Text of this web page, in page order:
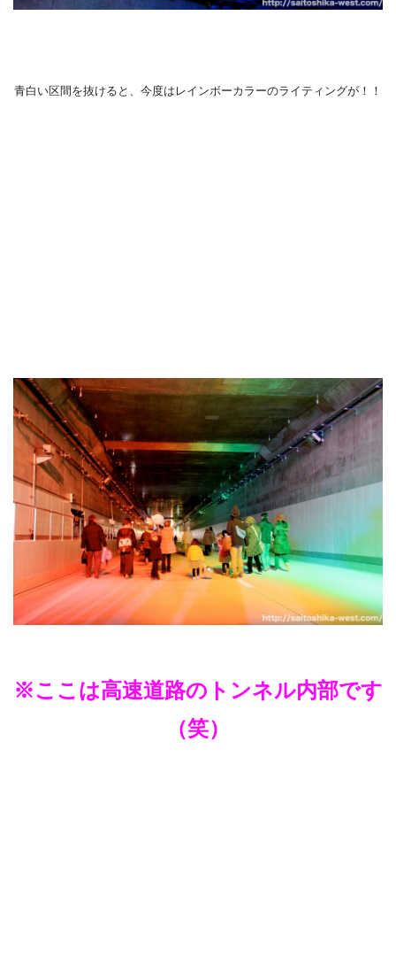
青白い区間を抜けると、今度はレインボーカラーのライティングが！！
※ここは高速道路のトンネル内部です
（笑）